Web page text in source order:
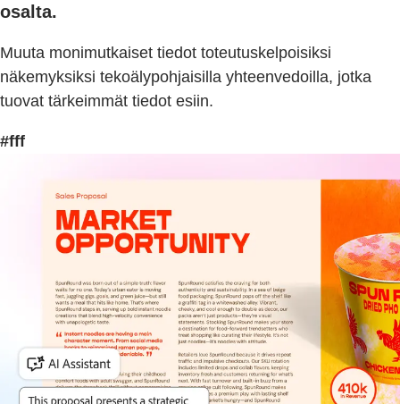
osalta.
Muuta monimutkaiset tiedot toteutuskelpoisiksi
näkemyksiksi tekoälypohjaisilla yhteenvedoilla, jotka
tuovat tärkeimmät tiedot esiin.
#fff